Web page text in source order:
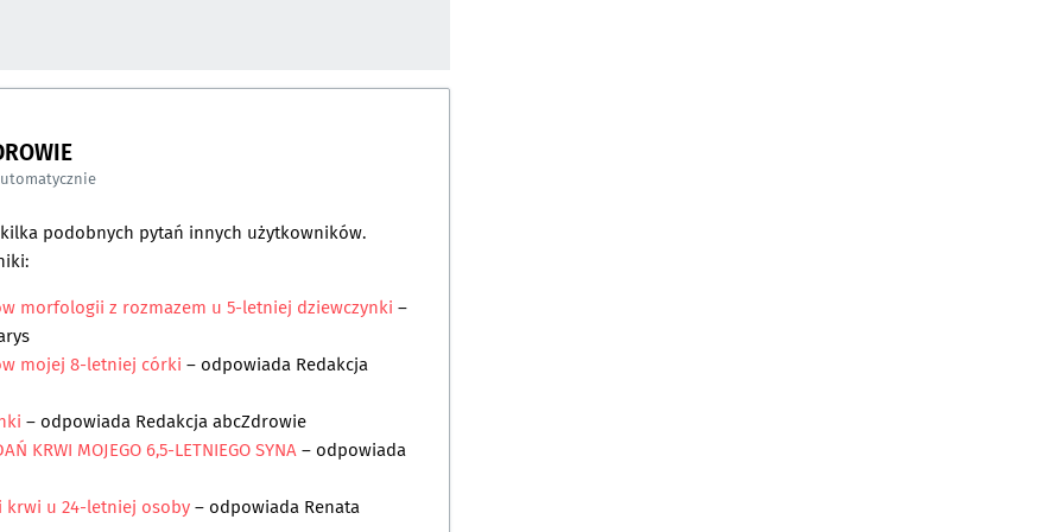
podobnych pytań innych użytkowników.
morfologii z rozmazem u 5-letniej dziewczynki –
mojej 8-letniej córki – odpowiada Redakcja
– odpowiada Redakcja abcZdrowie
KRWI MOJEGO 6,5-LETNIEGO SYNA– odpowiada
u 24-letniej osoby– odpowiada Renata